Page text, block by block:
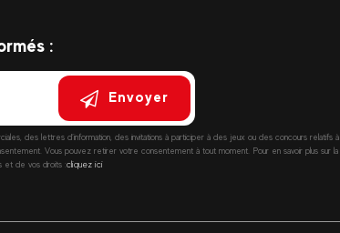
:
Envoyer
des lettres d’information, des invitations à participer à des jeux ou des concours relatifs à
Vous pouvez retirer votre consentement à tout moment. Pour en savoir plus sur la
et de vos droits :cliquez ici